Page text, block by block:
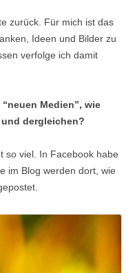
zurück. Für mich ist das
Ideen und Bilder zu
verfolge ich damit
Medien”, wie
dergleichen?
so viel. In Facebook habe
im Blog werden dort, wie